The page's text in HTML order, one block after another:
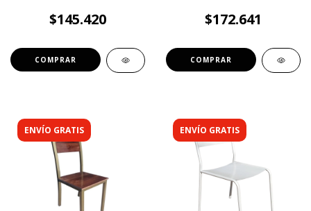
las Patas | Silla Eventos
Galerías Exteriores
$145.420
COMPRAR
moderno
$172.641
COMPRAR
ENVÍO GRATIS ENVÍO GRATIS